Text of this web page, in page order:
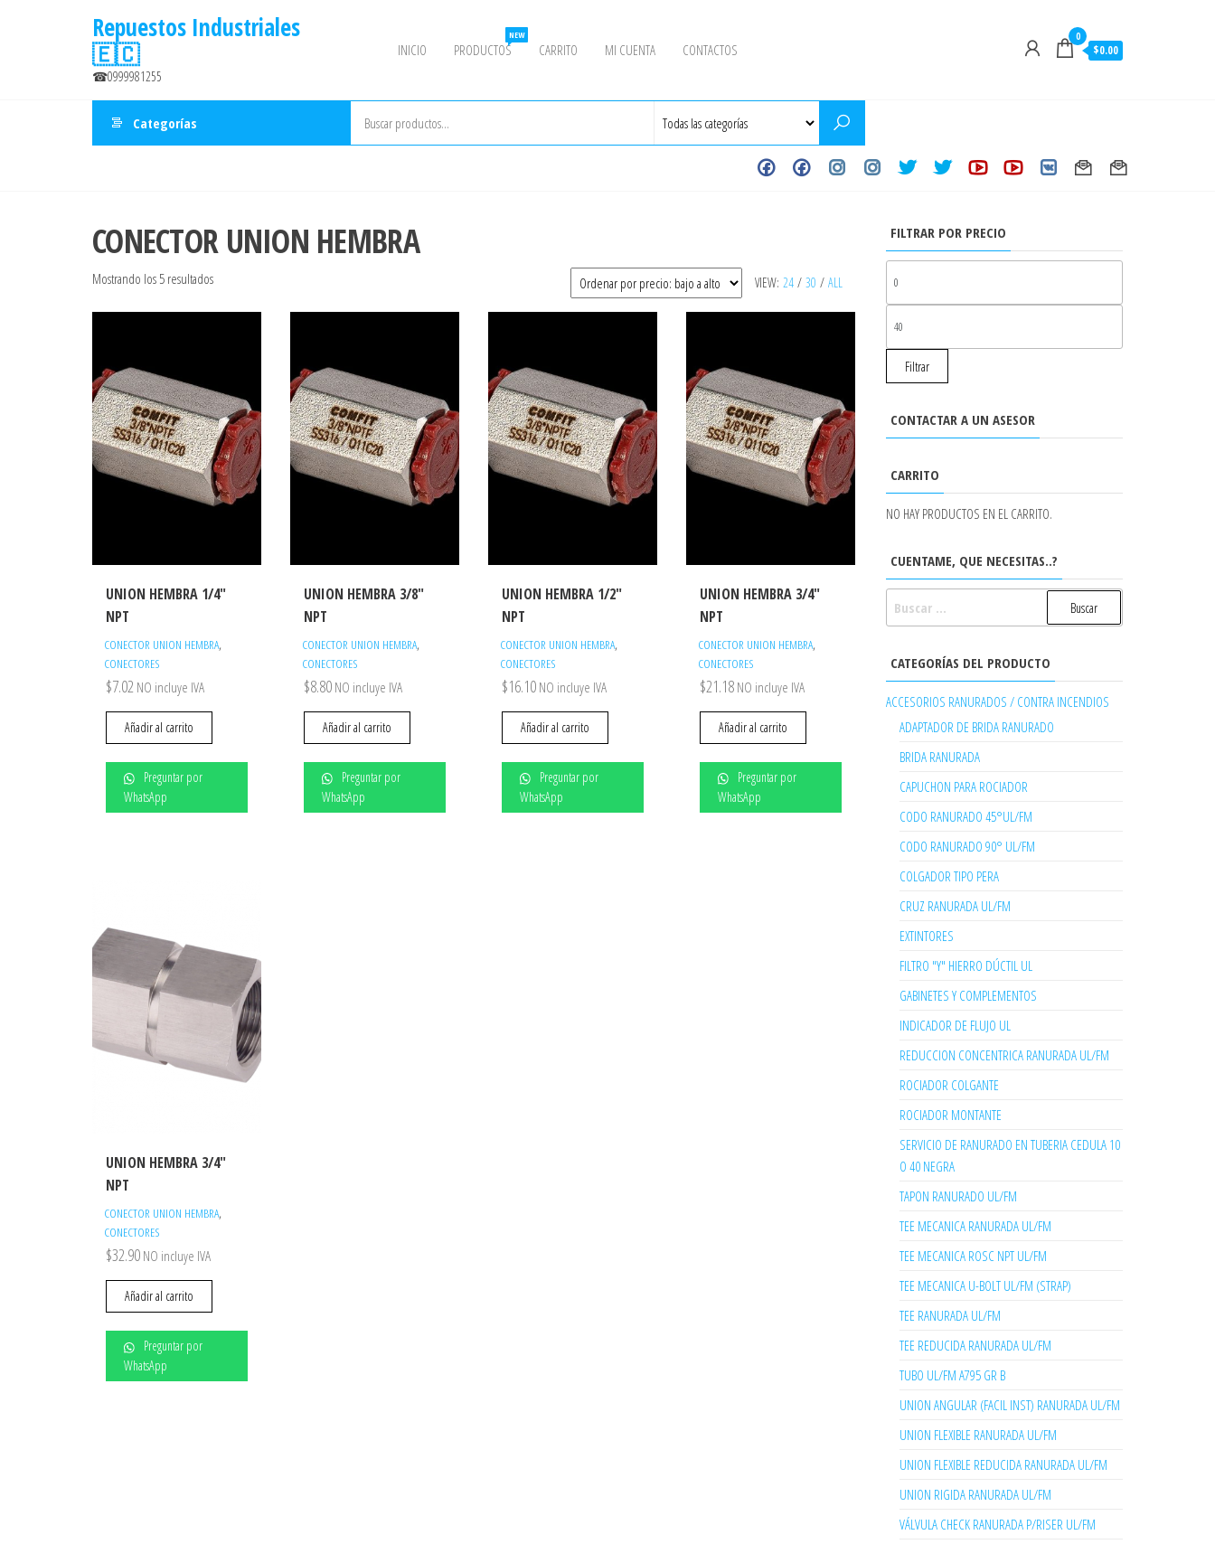
Repuestos Industriales
🇪🇨
☎0999981255
INICIO PRODUCTOS
NEW
CARRITO MI CUENTA CONTACTOS
0
$0.00
Categorías
CONECTOR UNION HEMBRA
VIEW: 24 / 30 / ALL
Mostrando los 5 resultadosOrdenado
alto
UNION HEMBRA 1/4″
NPT
CONECTOR UNION HEMBRA,
CONECTORES
$7.02 NO incluye IVA
Añadir al carrito
Preguntar por
WhatsApp
UNION HEMBRA 3/8″
NPT
CONECTOR UNION HEMBRA,
CONECTORES
$8.80 NO incluye IVA
Añadir al carrito
Preguntar por
WhatsApp
UNION HEMBRA 1/2″
NPT
CONECTOR UNION HEMBRA,
CONECTORES
$16.10 NO incluye IVA
Añadir al carrito
Preguntar por
WhatsApp
UNION HEMBRA 3/4″
NPT
CONECTOR UNION HEMBRA,
CONECTORES
$21.18 NO incluye IVA
Añadir al carrito
Preguntar por
WhatsApp
UNION HEMBRA 3/4″
NPT
CONECTOR UNION HEMBRA,
CONECTORES
$32.90 NO incluye IVA
Añadir al carrito
Preguntar por
WhatsApp
FILTRAR POR PRECIO
MÍNIMO
MÁXIMO
Filtrar
CONTACTAR A UN ASESOR
CARRITO
NO HAY PRODUCTOS EN EL CARRITO.
CUENTAME, QUE NECESITAS..?
CATEGORÍAS DEL PRODUCTO
ACCESORIOS RANURADOS / CONTRA INCENDIOS
ADAPTADOR DE BRIDA RANURADO
BRIDA RANURADA
CAPUCHON PARA ROCIADOR
CODO RANURADO 45°UL/FM
CODO RANURADO 90° UL/FM
COLGADOR TIPO PERA
CRUZ RANURADA UL/FM
EXTINTORES
FILTRO "Y" HIERRO DÚCTIL UL
GABINETES Y COMPLEMENTOS
INDICADOR DE FLUJO UL
REDUCCION CONCENTRICA RANURADA UL/FM
ROCIADOR COLGANTE
ROCIADOR MONTANTE
SERVICIO DE RANURADO EN TUBERIA CEDULA 10
O 40 NEGRA
TAPON RANURADO UL/FM
TEE MECANICA RANURADA UL/FM
TEE MECANICA ROSC NPT UL/FM
TEE MECANICA U-BOLT UL/FM (STRAP)
TEE RANURADA UL/FM
TEE REDUCIDA RANURADA UL/FM
TUBO UL/FM A795 GR B
UNION ANGULAR (FACIL INST) RANURADA UL/FM
UNION FLEXIBLE RANURADA UL/FM
UNION FLEXIBLE REDUCIDA RANURADA UL/FM
UNION RIGIDA RANURADA UL/FM
VÁLVULA CHECK RANURADA P/RISER UL/FM